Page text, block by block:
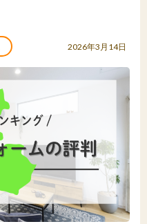
2026年3月14日